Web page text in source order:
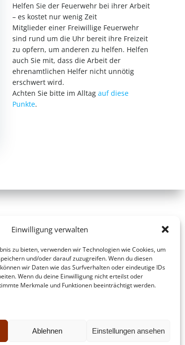
Einwilligung verwalten
zu bieten, verwenden wir Technologien wie Cookies, um
und/oder darauf zuzugreifen. Wenn du diesen
wir Daten wie das Surfverhalten oder eindeutige IDs
Wenn du deine Einwilligung nicht erteilst oder
Merkmale und Funktionen beeinträchtigt werden.
Ablehnen Einstellungen ansehen
Helfen Sie der Feuerwehr bei ihrer Arbeit
– es kostet nur wenig Zeit
Mitglieder einer Freiwillige Feuerwehr
sind rund um die Uhr bereit ihre Freizeit
zu opfern, um anderen zu helfen. Helfen
auch Sie mit, dass die Arbeit der
ehrenamtlichen Helfer nicht unnötig
erschwert wird.
Achten Sie bitte im Alltag auf diese
Punkte.